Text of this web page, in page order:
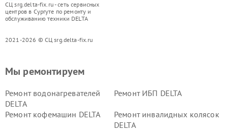
СЦ srg.delta-fix.ru - сеть сервисных
центров в Сургуте по ремонту и
обслуживанию техники DELTA
2021-2026 © СЦ srg.delta-fix.ru
Мы ремонтируем
Ремонт водонагревателей
DELTA
Ремонт ИБП DELTA
Ремонт кофемашин DELTA
Ремонт инвалидных колясок
DELTA